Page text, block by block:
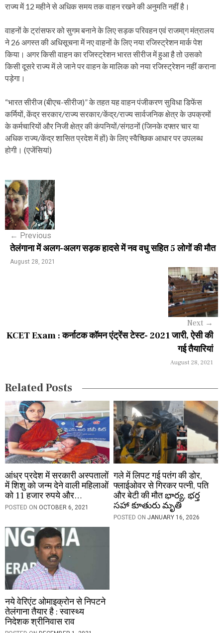
राज्य में 12 महीने से अधिक समय तक वाहन रखने की अनुमति नहीं है।
वाहनों के ट्रांसफर को सुगम बनाने के लिए सड़क परिवहन एवं राजमा्ग मंत्रालय
ने 26 अगस्त की अधिसूचना में नए वाहनों के लिए नया रजिस्ट्रेशन मार्क पेश
किया। अगर किसी वाहन का रजिस्ट्रेशन भारत सीरीज में हुआ है तो उसको
किसी दूसरे राज्य में ले जाने पर वाहन के मालिक को नया रजिस्ट्रेशन नहीं कराना
पड़ेगा।
“भारत सीरीज (बीएच-सीरीज)” के तहत यह वाहन पंजीकरण सुविधा डिफेंस
कर्मियों, केंद्र सरकार/राज्य सरकार/केंद्र/राज्य सार्वजनिक क्षेत्र के उपक्रमों
के कर्मचारियों और निजी क्षेत्र की कंपनियों/संगठनों (जिनके दफ्तर चार या
अधिक राज्य/केंद्र शासित प्रदेश में हों) के लिए स्वैच्छिक आधार पर उपलब्ध
होगी। (एजेंसियां)
P
o
s
n
g
i
o
n
← Previous
तेलंगाना में अलग-अलग सड़क हादसे में नव वधु सहित 5 लोगों की मौत
August 28, 2021
Next →
KCET Exam : कर्नाटक कॉमन एंट्रेंस टेस्ट- 2021 जारी, ऐसी की
गई तैयारियां
August 28, 2021
Related Posts
आंध्र प्रदेश में सरकारी अस्पतालों
में शिशु को जन्म देने वाली महिलाओं
को 11 हजार रुपये और…
POSTED ON OCTOBER 6, 2021
गले में लिपट गई पतंग की डोर,
फ्लाईओवर से गिरकर पत्नी, पति
और बेटी की मौत భార్య, భర్త
సహా కూతురు మృతి
POSTED ONJANUARY 16, 2026
नये वेरिएंट ओमाइक्रोन से निपटने
तेलंगाना तैयार है : स्वास्थ्य
निदेशक श्रीनिवास राव